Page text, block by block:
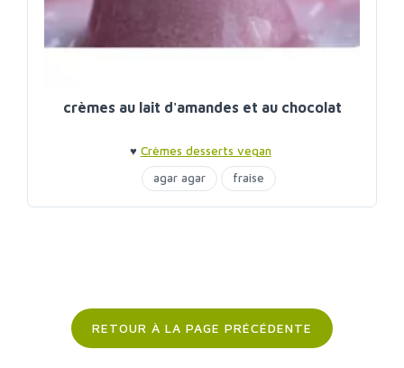
crèmes au lait d'amandes et au chocolat
♥ Crèmes desserts vegan
agar agar
fraise
RETOUR À LA PAGE PRÉCÉDENTE